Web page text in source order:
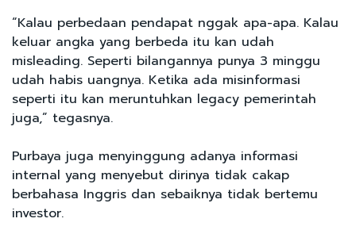
“Kalau perbedaan pendapat nggak apa-apa. Kalau
keluar angka yang berbeda itu kan udah
misleading. Seperti bilangannya punya 3 minggu
udah habis uangnya. Ketika ada misinformasi
seperti itu kan meruntuhkan legacy pemerintah
juga,” tegasnya.
Purbaya juga menyinggung adanya informasi
internal yang menyebut dirinya tidak cakap
berbahasa Inggris dan sebaiknya tidak bertemu
investor.